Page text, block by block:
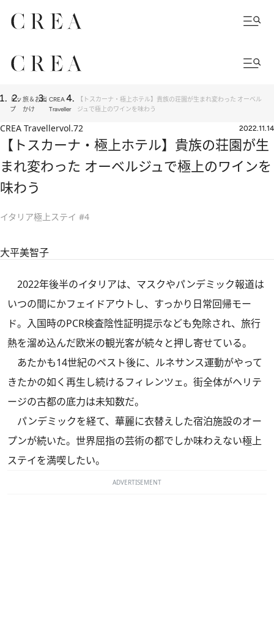
トッ
プ
旅＆お出
かけ
CREA
Traveller
【トスカーナ・極上ホテル】貴族の荘園が生まれ変わった オーベル
ジュで極上のワインを味わう
CREA Travellervol.72 2022.11.14
【トスカーナ・極上ホテル】貴族の荘園が生
まれ変わった オーベルジュで極上のワインを
味わう
イタリア極上ステイ #4
大平美智子
2022年後半のイタリアは、マスクやパンデミック報道は
いつの間にかフェイドアウトし、すっかり日常回帰モー
ド。入国時のPCR検査陰性証明提示なども免除され、旅行
熱を溜め込んだ欧米の観光客が続々と押し寄せている。
あたかも14世紀のペスト後に、ルネサンス運動がやって
きたかの如く再生し続けるフィレンツェ。街全体がヘリテ
ージの古都の底力は未知数だ。
パンデミックを経て、華麗に衣替えした宿泊施設のオー
プンが続いた。世界屈指の芸術の都でしか味わえない極上
ステイを満喫したい。
ADVERTISEMENT